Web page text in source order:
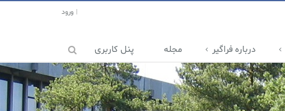
ورود
درباره فراگیر مجله پنل کاربری